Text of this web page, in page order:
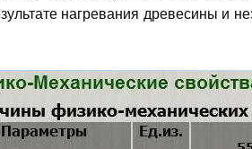
нагревания древесины и